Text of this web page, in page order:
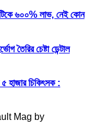
৬০০% লাভ, নেই কোন
তৈরির চেষ্টা ডেন্টাল
৫ হাজার চিকিৎসক :
Mag by